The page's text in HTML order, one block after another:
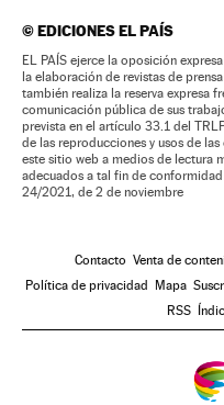
©EDICIONES EL PAÍS
EL PAÍS ejerce la oposición
la elaboración de revistas de
también realiza la reserva expresa
comunicación pública de sus
prevista en el artículo 33.1 del
de las reproducciones y usos de
este sitio web a medios de lectura
adecuados a tal fin de
24/2021, de 2 de noviembre
Contacto Venta de
Política de privacidad Mapa
RSS